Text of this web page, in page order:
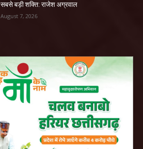
सबसे बड़ी शक्ति: राजेश अग्रवाल
August 7, 2026